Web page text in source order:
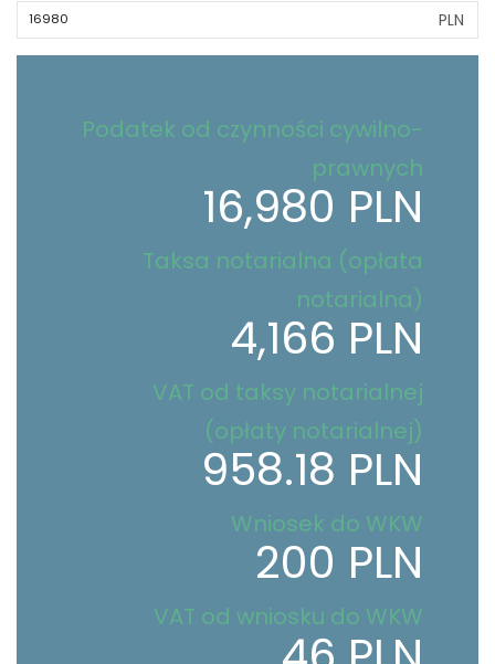
PLN
Podatek od czynności cywilno-
prawnych
16,980 PLN
Taksa notarialna (opłata
notarialna)
4,166 PLN
VAT od taksy notarialnej
(opłaty notarialnej)
958.18 PLN
Wniosek do WKW
200 PLN
VAT od wniosku do WKW